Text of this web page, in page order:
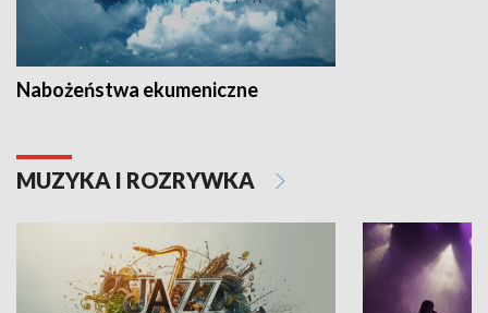
Nabożeństwa ekumeniczne
MUZYKA I ROZRYWKA